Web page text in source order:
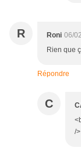
R Roni 06/
Rien que
Répondre
C
/>